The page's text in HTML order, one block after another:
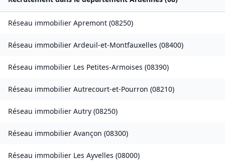
Réseau immobilier Apremont (08250)
Réseau immobilier Ardeuil-et-Montfauxelles (08400)
Réseau immobilier Les Petites-Armoises (08390)
Réseau immobilier Autrecourt-et-Pourron (08210)
Réseau immobilier Autry (08250)
Réseau immobilier Avançon (08300)
Réseau immobilier Les Ayvelles (08000)